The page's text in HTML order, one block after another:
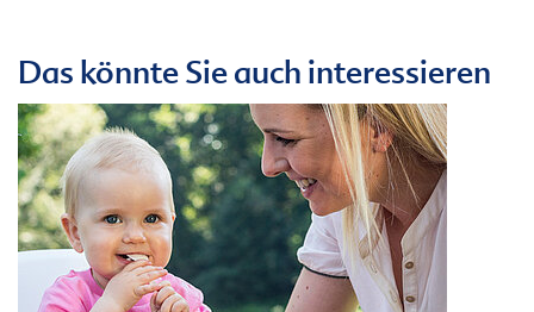
Das könnte Sie auch interessieren